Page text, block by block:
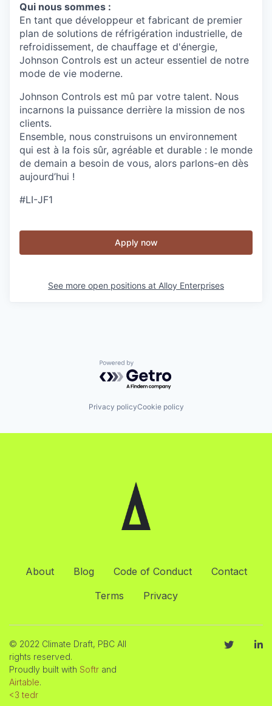
Qui nous sommes :
En tant que développeur et fabricant de premier
plan de solutions de réfrigération industrielle, de
refroidissement, de chauffage et d'énergie,
Johnson Controls est un acteur essentiel de notre
mode de vie moderne.
Johnson Controls est mû par votre talent. Nous
incarnons la puissance derrière la mission de nos
clients.
Ensemble, nous construisons un environnement
qui est à la fois sûr, agréable et durable : le monde
de demain a besoin de vous, alors parlons-en dès
aujourd’hui !
#LI-JF1
Apply now
See more open positions at Alloy Enterprises
Powered by Getro.com
Privacy policyCookie policy
About Blog Code of Conduct
Contact
Terms
Privacy
© 2022 Climate Draft, PBC All
rights reserved.
Proudly built with Softr and
Airtable.
<3 tedr